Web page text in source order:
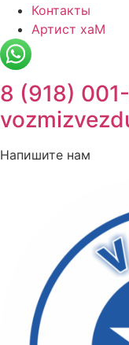
Контакты
Артист хаМ
8 (918)
Напишите нам